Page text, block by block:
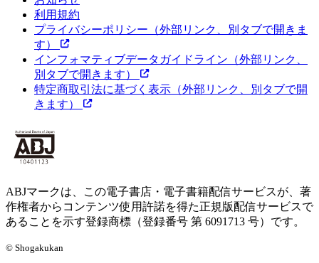
利用規約
プライバシーポリシー （外部リンク、別タブで開きま
す）
インフォマティブデータガイドライン （外部リンク、
別タブで開きます）
特定商取引法に基づく表示 （外部リンク、別タブで開
きます）
ABJマークは、この電子書店・電子書籍配信サービスが、著
作権者からコンテンツ使用許諾を得た正規版配信サービスで
あることを示す登録商標（登録番号 第 6091713 号）です。
© Shogakukan